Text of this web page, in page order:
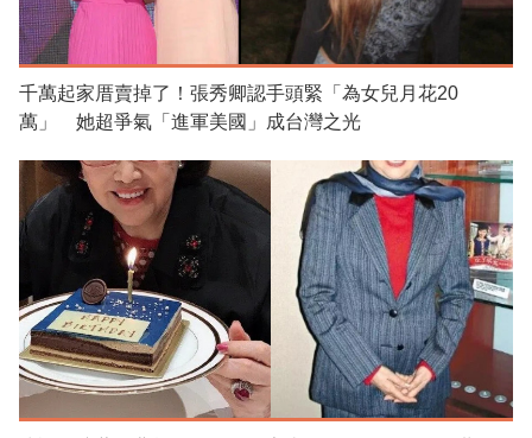
千萬起家厝賣掉了！張秀卿認手頭緊「為女兒月花20
萬」 她超爭氣「進軍美國」成台灣之光